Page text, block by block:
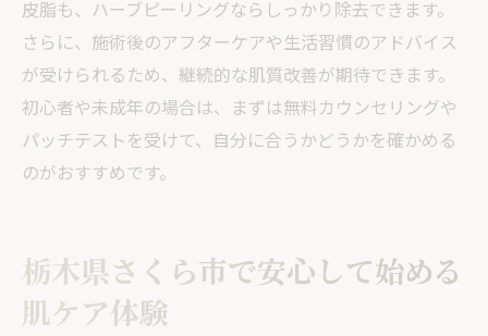
皮脂も、ハーブピーリングならしっかり除去できます。
さらに、施術後のアフターケアや生活習慣のアドバイス
が受けられるため、継続的な肌質改善が期待できます。
初心者や未成年の場合は、まずは無料カウンセリングや
パッチテストを受けて、自分に合うかどうかを確かめる
のがおすすめです。
栃木県さくら市で安心して始める
肌ケア体験